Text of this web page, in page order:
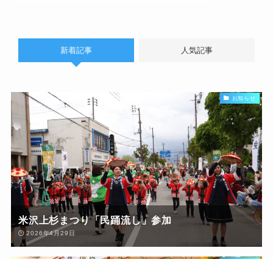
新着記事 人気記事
お知らせ
米沢上杉まつり「民踊流し」参加
2026年4月29日